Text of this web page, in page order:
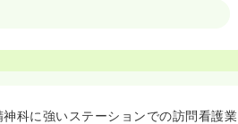
ます！
科に強いステーションでの訪問看護業